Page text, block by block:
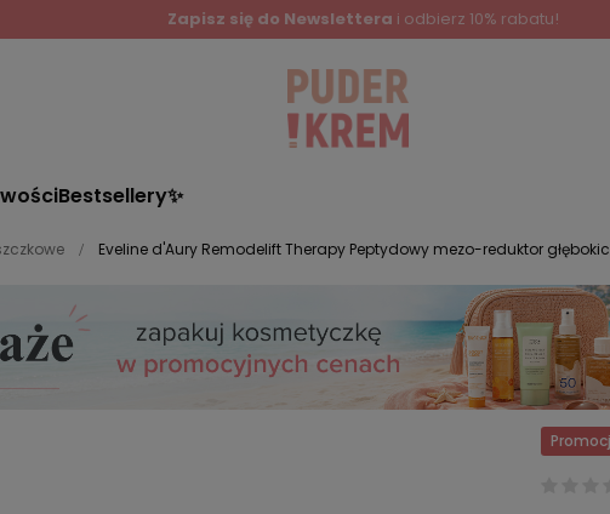
Zapisz się do Newslettera i odbierz 10% rabatu!
Bestsellery✨
Eveline d'Aury Remodelift Therapy Peptydowy mezo-reduktor